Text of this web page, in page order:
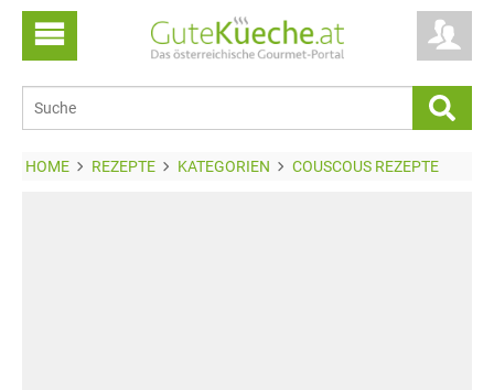
HOME REZEPTE KATEGORIEN COUSCOUS REZEPTE